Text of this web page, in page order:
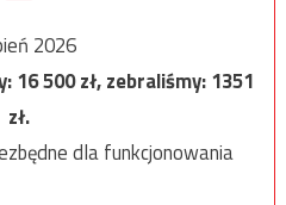
2026
16 500zł, zebraliśmy:1351
zł.
dla funkcjonowania